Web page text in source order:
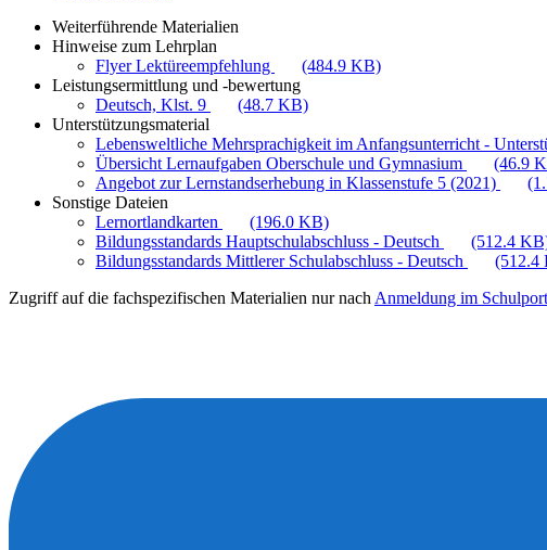
Weiterführende Materialien
Hinweise zum Lehrplan
Flyer Lektüreempfehlung
(484.9 KB)
Leistungsermittlung und -bewertung
Deutsch, Klst. 9
(48.7 KB)
Unterstützungsmaterial
Lebensweltliche Mehrsprachigkeit im Anfangsunterricht -
Übersicht Lernaufgaben Oberschule und Gymnasium
(46.9
Angebot zur Lernstandserhebung in Klassenstufe 5 (2021)
Sonstige Dateien
Lernortlandkarten
(196.0 KB)
Bildungsstandards Hauptschulabschluss - Deutsch
(512.4
Bildungsstandards Mittlerer Schulabschluss - Deutsch
(512.4
Zugriff auf die fachspezifischen Materialien nur nach Anmeldung im